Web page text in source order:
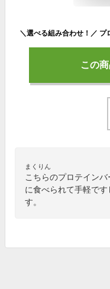
この
まくりん
こちらのプロテイン
に食べられて手軽で
す。